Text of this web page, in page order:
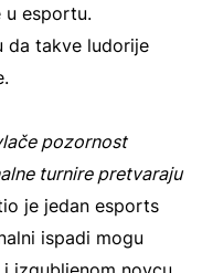
u esportu.
da takve ludorije
pozornost
turnire pretvaraju
je jedan esports
ispadi mogu